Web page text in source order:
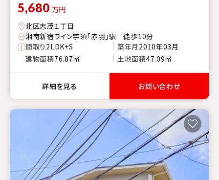
5,680 万円
北区志茂１丁目
湘南新宿ライン宇須「赤羽」駅 徒歩10分
間取り2LDK+S 築年月 2010年03月
建物面積76.87㎡ 土地面積47.09㎡
詳細を見る お問い合わせ